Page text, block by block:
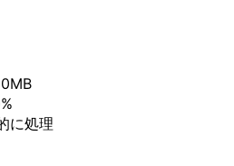
に処理